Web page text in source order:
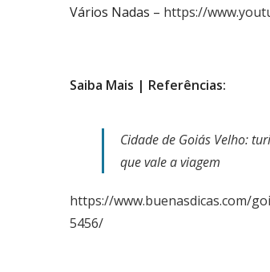
Vários Nadas – https://
Saiba Mais | Referências:
Cidade de Goiás Velho:
que vale a viagem
https://www.buenasdicas.com/
5456/